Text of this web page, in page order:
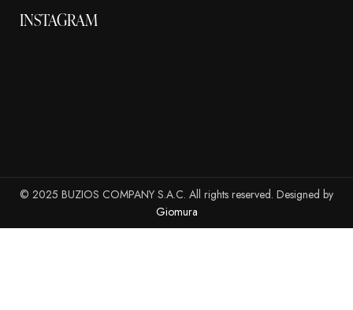
INSTAGRAM
© 2025 BUZIOS COMPANY S.A.C. All rights reserved. Designed by
Giomura